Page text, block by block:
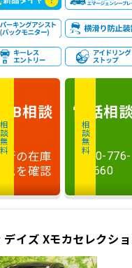
相談無料
相談
最新の在庫
況を確認
相談無料
電話相
0120-776-
660
デイズ Xモカセレクシ